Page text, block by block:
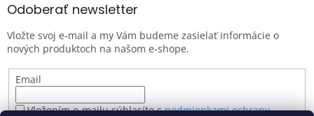
Odoberať newsletter
Vložte svoj e-mail a my Vám budeme zasielať informácie o
nových produktoch na našom e-shope.
Email
Vložením e-mailu súhlasíte spodmienkami ochrany